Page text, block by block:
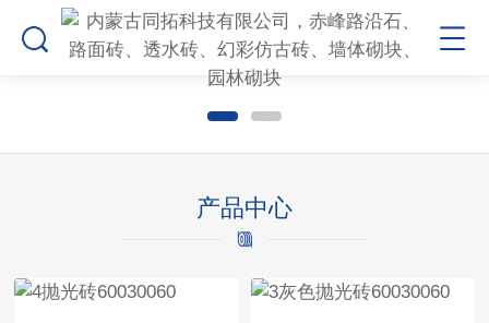
产品中心